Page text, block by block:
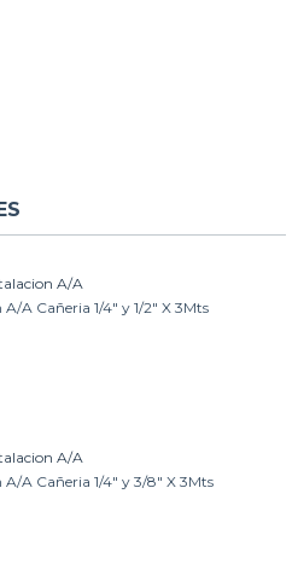
A/A
A Cañeria 1/4" y 1/2" X 3Mts
A/A
A/A Cañeria 1/4" y 3/8" X 3Mts